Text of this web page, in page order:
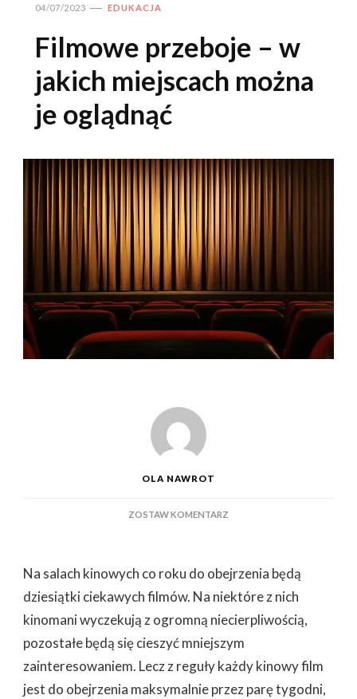
04/07/2023 EDUKACJA
Filmowe przeboje – w
jakich miejscach można
je oglądnąć
OLA NAWROT
ZOSTAW KOMENTARZ
W
JAKICH
MIEJSCACH
MOŻNA
OGLĄDNĄĆ
Na salach kinowych co roku do obejrzenia będą
dziesiątki ciekawych filmów. Na niektóre z nich
kinomani wyczekują z ogromną niecierpliwością,
pozostałe będą się cieszyć mniejszym
zainteresowaniem. Lecz z reguły każdy kinowy film
jest do obejrzenia maksymalnie przez parę tygodni,